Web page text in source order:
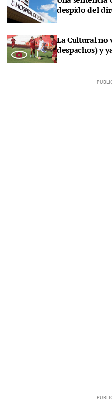
despido del
La Cultural no
despachos) y